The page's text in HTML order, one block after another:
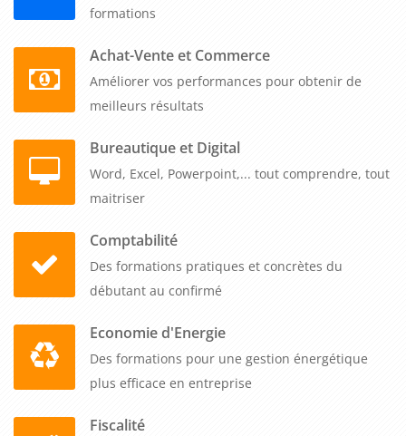
B to B apprennent à utiliser les plateformes en ligne, les
publiques pour diffuser leurs dossiers de presse de manière
efficace. Ils comprennent l'importance de la stratégie de
diffusion et de suivi des résultats pour évaluer l'impact de
En conclusion, une formation sur l'élaboration de dossiers de
presse performants est un investissement précieux pour les
principes fondamentaux de la communication avec les
médias, d'améliorer leurs compétences rédactionnelles, de
développer leur réseau de contacts avec les médias et de
à cette formation, ils peuvent accroître la visibilité de leur
entreprise, renforcer leur crédibilité et générer une
couverture médiatique positive.
formations
Achat-Vente et Commerce
Améliorer vos performances pour obtenir de
meilleurs résultats
Bureautique et Digital
Word, Excel, Powerpoint,... tout comprendre, tout
maitriser
Comptabilité
Des formations pratiques et concrètes du
débutant au confirmé
Economie d'Energie
Des formations pour une gestion énergétique
plus efficace en entreprise
Fiscalité